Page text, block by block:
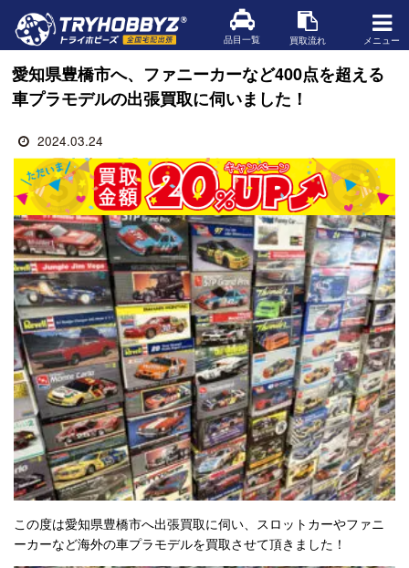
品目一覧 買取流れ メニュー
愛知県豊橋市へ、ファニーカーなど400点を超える
車プラモデルの出張買取に伺いました！
2024.03.24
この度は愛知県豊橋市へ出張買取に伺い、スロットカーやファニ
ーカーなど海外の車プラモデルを買取させて頂きました！